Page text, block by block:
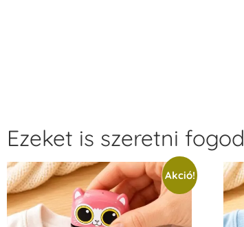
Ezeket is szeretni fogod
Akció!